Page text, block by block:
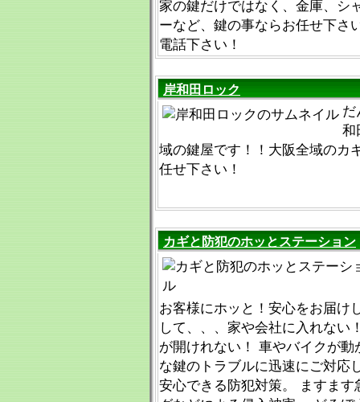
家の鍵だけではなく、金庫、シ
ーなど、鍵の事ならお任せ下さ
電話下さい！
岸和田ロック
だ
和
域の鍵屋です！！大阪全域のカ
任せ下さい！
カギと防犯のホッとステーション
お客様にホッと！安心をお届け
して、、、家や会社に入れない
が開けれない！ 車やバイクが動
な鍵のトラブルに迅速にご対応
安心できる防犯対策。 ますます